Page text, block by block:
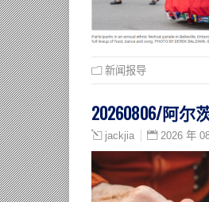
新闻报导
20260806/阿尔
jackjia 2026 年